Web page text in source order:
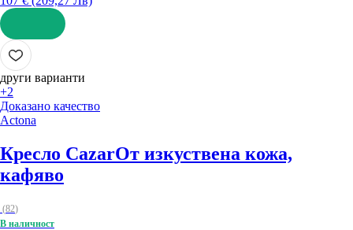
ДОБАВИ
други варианти
+2
Доказано качество
Actona
Кресло CazarОт изкуствена кожа,
кафяво
(82)
В наличност